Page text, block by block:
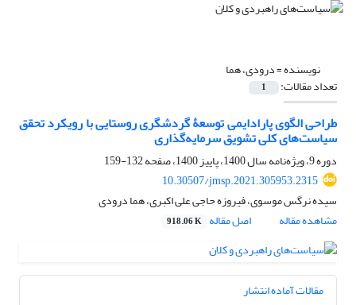
نویسنده =درودی، هما
تعداد مقالات: 1
طراحی الگوی پارادایمی توسعۀ گردشگری روستایی با رویکرد تحقق
سیاست‌های کلی تشویق سرمایه‌گذاری
دوره 9، ویژه‌نامه سال 1400، پاییز 1400، صفحه
132-159
10.30507/jmsp.2021.305953.2315
سیده نرگس موسوی، فیروزه حاجی علی اکبری، هما درودی
مشاهده مقاله
اصل مقاله 918.06 K
مقالات آماده انتشار